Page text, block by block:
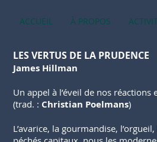
ACCUEIL À PROPOS
LES VERTUS DE LA PRUDENCE
James Hillman
Un appel à l’éveil de nos réactions
(trad. : Christian Poelmans)
L’avarice, la gourmandise,